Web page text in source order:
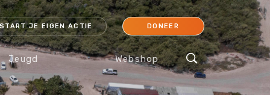
START JE EIGEN ACTIE DONEER
Jeugd Webshop